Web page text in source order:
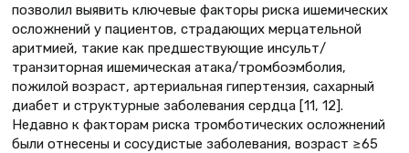
позволил выявить ключевые факторы риска ишемических
осложнений у пациентов, страдающих мерцательной
аритмией, такие как предшествующие инсульт/
транзиторная ишемическая атака/тромбоэмболия,
пожилой возраст, артериальная гипертензия, сахарный
диабет и структурные заболевания сердца [11, 12].
Недавно к факторам риска тромботических осложнений
были отнесены и сосудистые заболевания, возраст ≥65